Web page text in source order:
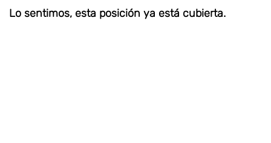
Lo sentimos, esta posición ya está cubierta.